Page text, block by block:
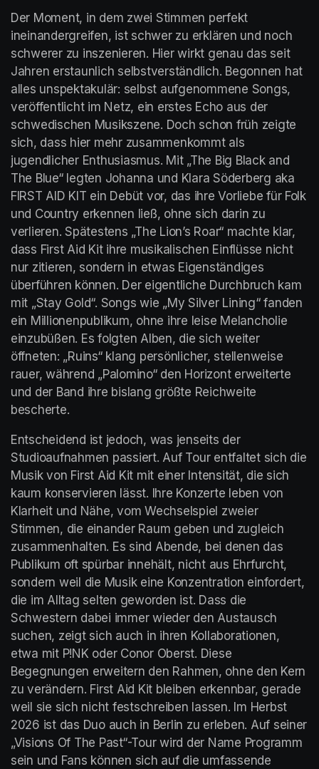
Der Moment, in dem zwei Stimmen perfekt
ineinandergreifen, ist schwer zu erklären und noch
schwerer zu inszenieren. Hier wirkt genau das seit
Jahren erstaunlich selbstverständlich. Begonnen hat
alles unspektakulär: selbst aufgenommene Songs,
veröffentlicht im Netz, ein erstes Echo aus der
schwedischen Musikszene. Doch schon früh zeigte
sich, dass hier mehr zusammenkommt als
jugendlicher Enthusiasmus. Mit „The Big Black and
The Blue“ legten Johanna und Klara Söderberg aka
FIRST AID KIT ein Debüt vor, das ihre Vorliebe für Folk
und Country erkennen ließ, ohne sich darin zu
verlieren. Spätestens „The Lion’s Roar“ machte klar,
dass First Aid Kit ihre musikalischen Einflüsse nicht
nur zitieren, sondern in etwas Eigenständiges
überführen können. Der eigentliche Durchbruch kam
mit „Stay Gold“. Songs wie „My Silver Lining“ fanden
ein Millionenpublikum, ohne ihre leise Melancholie
einzubüßen. Es folgten Alben, die sich weiter
öffneten: „Ruins“ klang persönlicher, stellenweise
rauer, während „Palomino“ den Horizont erweiterte
und der Band ihre bislang größte Reichweite
bescherte.
Entscheidend ist jedoch, was jenseits der
Studioaufnahmen passiert. Auf Tour entfaltet sich die
Musik von First Aid Kit mit einer Intensität, die sich
kaum konservieren lässt. Ihre Konzerte leben von
Klarheit und Nähe, vom Wechselspiel zweier
Stimmen, die einander Raum geben und zugleich
zusammenhalten. Es sind Abende, bei denen das
Publikum oft spürbar innehält, nicht aus Ehrfurcht,
sondern weil die Musik eine Konzentration einfordert,
die im Alltag selten geworden ist. Dass die
Schwestern dabei immer wieder den Austausch
suchen, zeigt sich auch in ihren Kollaborationen,
etwa mit P!NK oder Conor Oberst. Diese
Begegnungen erweitern den Rahmen, ohne den Kern
zu verändern. First Aid Kit bleiben erkennbar, gerade
weil sie sich nicht festschreiben lassen. Im Herbst
2026 ist das Duo auch in Berlin zu erleben. Auf seiner
„Visions Of The Past“-Tour wird der Name Programm
sein und Fans können sich auf die umfassende